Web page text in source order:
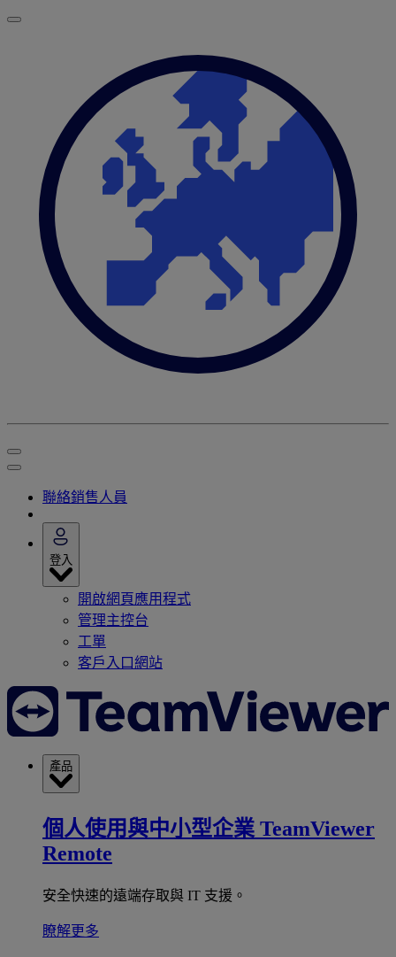
聯絡銷售人員
登入
開啟網頁應用程式
管理主控台
工單
客戶入口網站
產品
個人使用與中小型企業 TeamViewer
Remote
安全快速的遠端存取與 IT 支援。
瞭解更多